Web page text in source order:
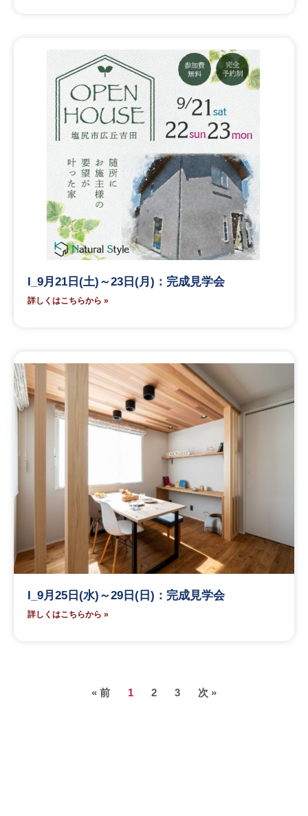
I_9月21日(土)～23日(月)：完成見学会
詳しくはこちらから »
I_9月25日(水)～29日(日)：完成見学会
詳しくはこちらから »
« 前 1 2 3 次 »